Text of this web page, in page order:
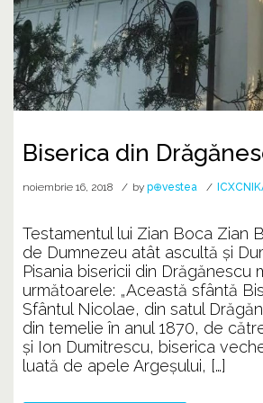
Biserica din
noiembrie 16, 2018 by p⊕vestea
Testamentul lui Zian Boca Zian
de Dumnezeu atât ascultă și
Pisania bisericii din Drăgănescu
următoarele: „Această sfântă
Sfântul Nicolae, din satul
din temelie în anul 1870, de
și Ion Dumitrescu, biserica
luată de apele Argeșului, […]